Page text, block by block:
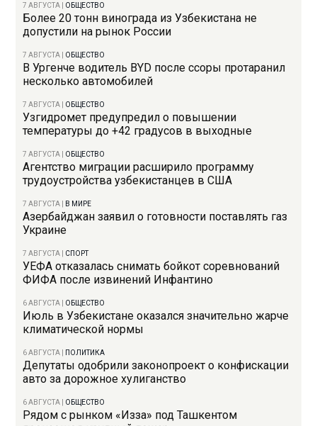
7 АВГУСТА ОБЩЕСТВО
Более 20 тонн винограда из Узбекистана не
допустили на рынок России
7 АВГУСТА ОБЩЕСТВО
В Ургенче водитель BYD после ссоры протаранил
несколько автомобилей
7 АВГУСТА ОБЩЕСТВО
Узгидромет предупредил о повышении
температуры до +42 градусов в выходные
7 АВГУСТА ОБЩЕСТВО
Агентство миграции расширило программу
трудоустройства узбекистанцев в США
7 АВГУСТА В МИРЕ
Азербайджан заявил о готовности поставлять газ
Украине
7 АВГУСТА СПОРТ
УЕФА отказалась снимать бойкот соревнований
ФИФА после извинений Инфантино
6 АВГУСТА ОБЩЕСТВО
Июль в Узбекистане оказался значительно жарче
климатической нормы
6 АВГУСТА ПОЛИТИКА
Депутаты одобрили законопроект о конфискации
авто за дорожное хулиганство
6 АВГУСТА ОБЩЕСТВО
Рядом с рынком «Изза» под Ташкентом